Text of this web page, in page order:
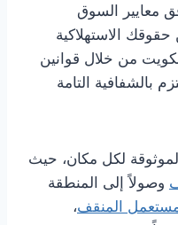
معايير السوق
حقوقك الاستهلاكية
من خلال قوانين
بالشفافية التامة
لكل مكان، حيث
وصولاً إلى المنطقة
المنقف،